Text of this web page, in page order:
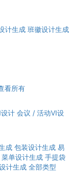
计生成 班徽设计生成
看所有
计 会议 / 活动VI设
成 包装设计生成 易
菜单设计生成 手提袋
计生成 全部类型